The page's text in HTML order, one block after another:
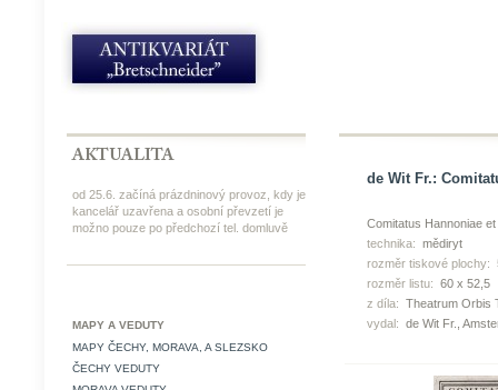
od 25.6. začíná prázdninový provoz, kdy je
kancelář uzavřena a osobní převzetí je
možno pouze po předchozí tel. domluvě
MAPY A VEDUTY
MAPY ČECHY, MORAVA, A SLEZSKO
ČECHY VEDUTY
de Wit Fr.:
Comitatus Hannoniae
technika: mědiryt
rozměr tiskové plochy:
rozměr listu: 60 x 52,5
z díla: Theatrum Orbis
vydal: de Wit Fr.,